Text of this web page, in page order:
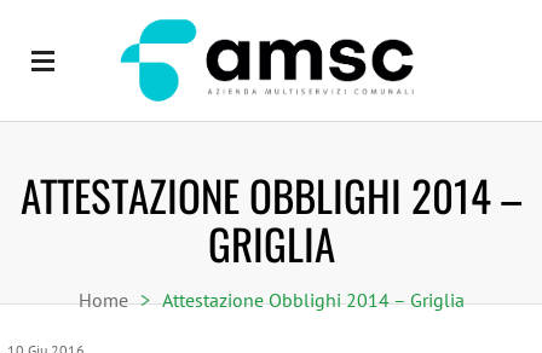
ATTESTAZIONE OBBLIGHI 2014 –
GRIGLIA
Home > Attestazione Obblighi 2014 – Griglia